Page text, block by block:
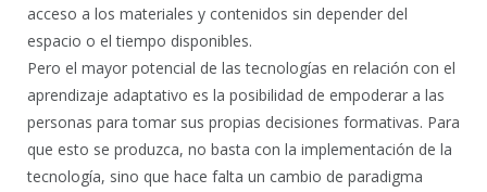
acceso a los materiales y contenidos sin depender del
espacio o el tiempo disponibles.
Pero el mayor potencial de las tecnologías en relación con el
aprendizaje adaptativo es la posibilidad de empoderar a las
personas para tomar sus propias decisiones formativas. Para
que esto se produzca, no basta con la implementación de la
tecnología, sino que hace falta un cambio de paradigma